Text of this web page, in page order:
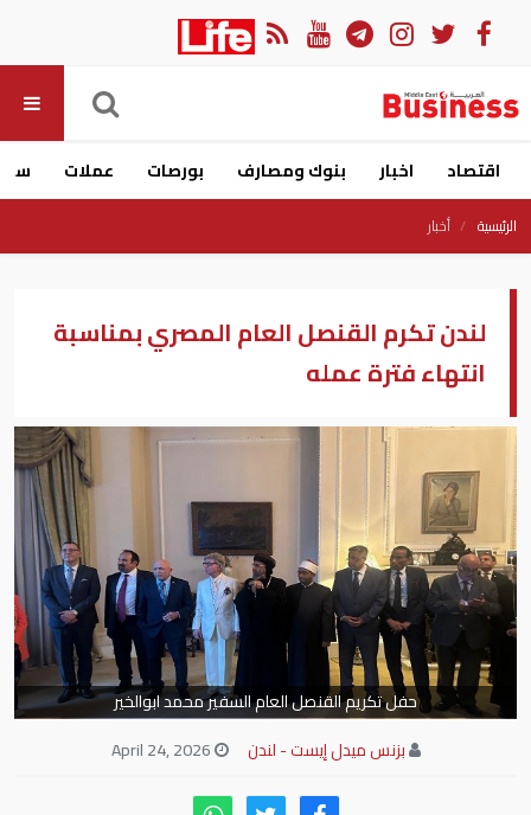
اقتصاد اخبار بنوك ومصارف بورصات عملات
الرئيسية أخبار
لندن تكرم القنصل العام المصري بمناسبة
انتهاء فترة عمله
حفل تكريم القنصل العام السفير محمد ابوالخير
بزنس ميدل إيست - لندن